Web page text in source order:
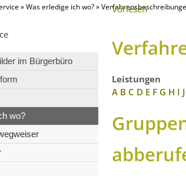
»Was erledige ich wo?»
im Bürgerbüro
wo?
Vorlesen
Leistungen
A B C D E F G H I J